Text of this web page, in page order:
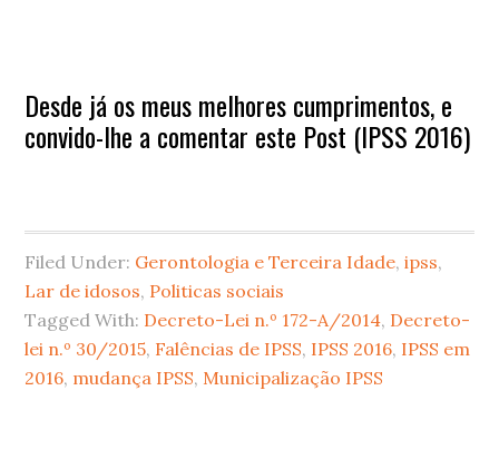
Desde já os meus melhores cumprimentos, e
convido-lhe a comentar este Post (IPSS 2016)
Filed Under: Gerontologia e Terceira Idade,ipss,
Lar de idosos, Politicas sociais
Tagged With: Decreto-Lei n.º 172-A/2014, Decreto-
lei n.º 30/2015, Falências de IPSS, IPSS 2016, IPSS em
2016, mudança IPSS, Municipalização IPSS